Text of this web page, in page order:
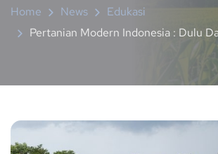
Home News
Edukasi
Pertanian Modern Indonesia : Dulu